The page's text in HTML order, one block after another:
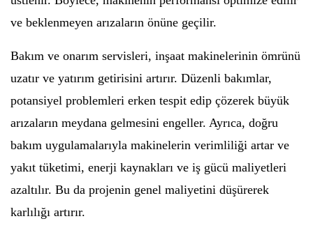
ve beklenmeyen arızaların önüne geçilir.
Bakım ve onarım servisleri, inşaat makinelerinin ömrünü
uzatır ve yatırım getirisini artırır. Düzenli bakımlar,
potansiyel problemleri erken tespit edip çözerek büyük
arızaların meydana gelmesini engeller. Ayrıca, doğru
bakım uygulamalarıyla makinelerin verimliliği artar ve
yakıt tüketimi, enerji kaynakları ve iş gücü maliyetleri
azaltılır. Bu da projenin genel maliyetini düşürerek
karlılığı artırır.